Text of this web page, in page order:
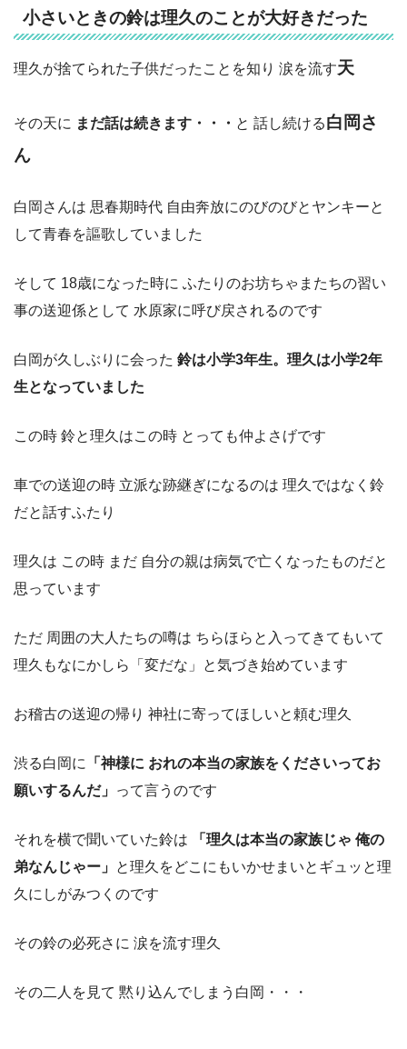
小さいときの鈴は理久のことが大好きだった
理久が捨てられた子供だったことを知り 涙を流す天
その天に まだ話は続きます・・・ と 話し続ける白岡さ
ん
白岡さんは 思春期時代 自由奔放にのびのびとヤンキーと
して青春を謳歌していました
そして 18歳になった時に ふたりのお坊ちゃまたちの習い
事の送迎係として 水原家に呼び戻されるのです
白岡が久しぶりに会った 鈴は小学3年生。理久は小学2年
生となっていました
この時 鈴と理久はこの時 とっても仲よさげです
車での送迎の時 立派な跡継ぎになるのは 理久ではなく鈴
だと話すふたり
理久は この時 まだ 自分の親は病気で亡くなったものだと
思っています
ただ 周囲の大人たちの噂は ちらほらと入ってきてもいて
理久もなにかしら「変だな」と気づき始めています
お稽古の送迎の帰り 神社に寄ってほしいと頼む理久
渋る白岡に
「神様に おれの本当の家族をくださいってお
願いするんだ」 って言うのです
それを横で聞いていた鈴は
「理久は本当の家族じゃ 俺の
弟なんじゃー」 と理久をどこにもいかせまいとギュッと理
久にしがみつくのです
その鈴の必死さに 涙を流す理久
その二人を見て 黙り込んでしまう白岡・・・